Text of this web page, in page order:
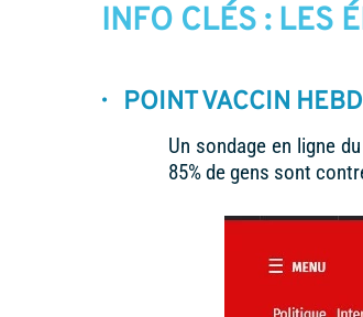
INFO CLÉS : LES
· POINT VACCIN
Un sondage en ligne
85% de gens sont